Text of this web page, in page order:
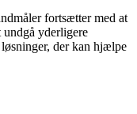
fortsætter med at
yderligere
der kan hjælpe